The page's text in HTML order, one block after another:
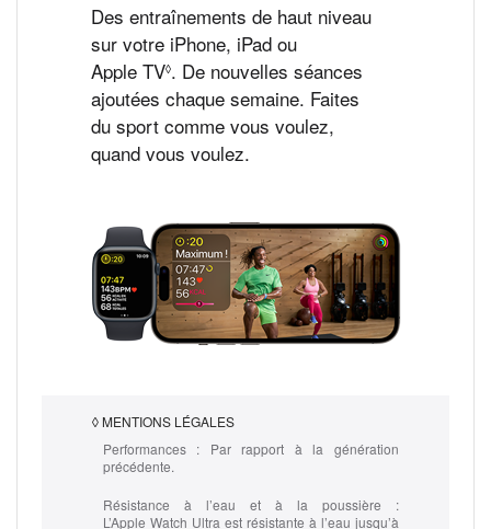
Des entraînements de haut niveau
sur votre iPhone, iPad ou
Apple TV◊Voir
les
mentions
légales
. De nouvelles séances
ajoutées chaque semaine. Faites
du sport comme vous voulez,
quand vous voulez.
◊ MENTIONS LÉGALES
Performances : Par rapport à la génération
précédente.
Résistance à l’eau et à la poussière :
L’Apple Watch Ultra est résistante à l’eau jusqu’à